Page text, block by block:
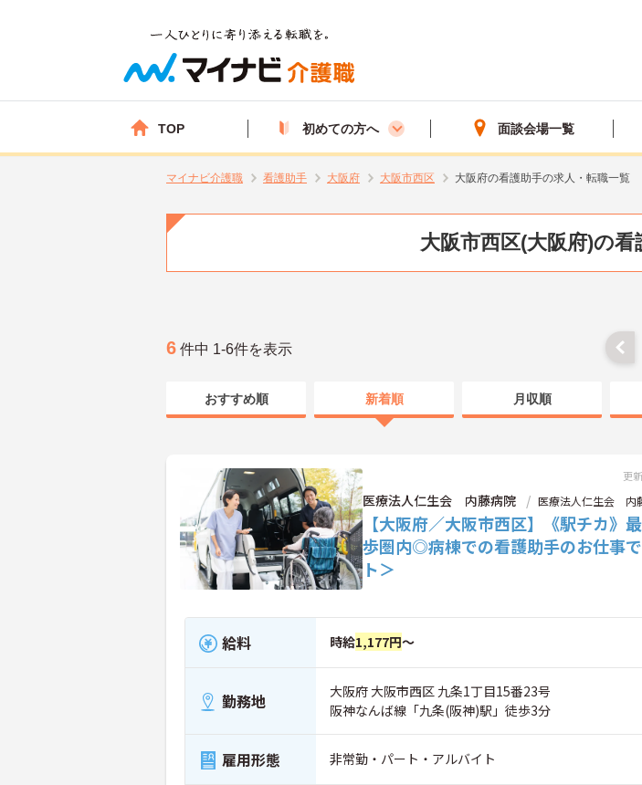
TOP 初めての方へ 面談会場一覧
マイナビ介護職 看護助手 大阪府 大阪市西区 大阪府の看護助手の求人・転職一覧
大阪市西区(大阪府)の看
6 件中 1-6件を表示
おすすめ順 新着順 月収順
更
医療法人仁生会 内藤病院 医療法人仁生会 内
【大阪府／大阪市西区】《駅チカ》
歩圏内◎病棟での看護助手のお仕事
ト＞
給料 時給1,177円～
勤務地
大阪府 大阪市西区 九条1丁目15番23号
阪神なんば線「九条(阪神)駅」徒歩3分
雇用形態 非常勤・パート・アルバイト